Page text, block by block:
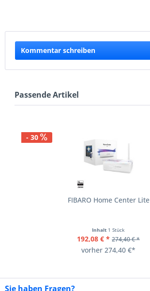
Kommentar schreiben
Passende Artikel
- 30
FIBARO Home Center Lite
Inhalt 1 Stück
192,08 € * 274,40 € *
vorher 274,40 €*
Sie haben Fragen?